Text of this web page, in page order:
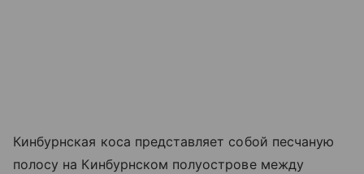
Кинбурнская коса представляет собой песчаную
полосу на Кинбурнском полуострове между